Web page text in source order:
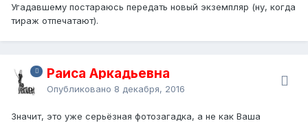
Угадавшему постараюсь передать новый экземпляр (ну, когда
тираж отпечатают).
Раиса Аркадьевна
Опубликовано 8 декабря, 2016
Значит, это уже серьёзная фотозагадка, а не как Ваша